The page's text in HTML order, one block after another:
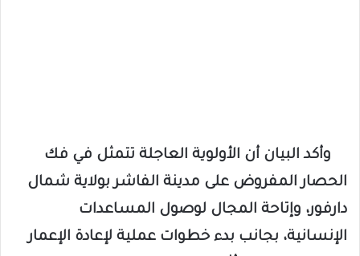
وأكد البيان أن الأولوية العاجلة تتمثل في فك
الحصار المفروض على مدينة الفاشر بولاية شمال
دارفور، وإتاحة المجال لوصول المساعدات
الإنسانية، بجانب بدء خطوات عملية لإعادة الإعمار